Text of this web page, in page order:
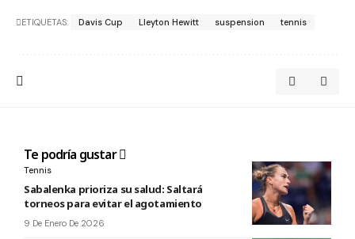
ETIQUETAS: Davis Cup Lleyton Hewitt suspension tennis
Te podría gustar
Tennis
Sabalenka prioriza su salud: Saltará
torneos para evitar el agotamiento
9 De Enero De 2026